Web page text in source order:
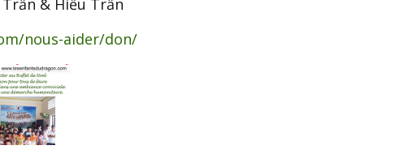
& Hiếu Trần
nous-aider/don/